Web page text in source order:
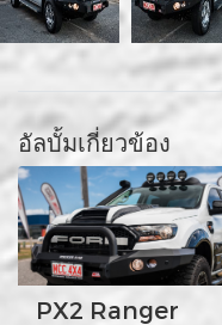
อัลบั้มเกี่ยวข้อง
PX2 Ranger